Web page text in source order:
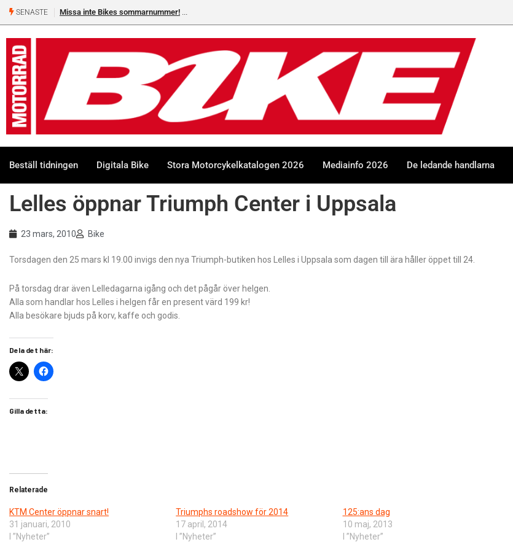
SENASTE Missa inte Bikes sommarnummer!
Beställ tidningen Digitala Bike Stora Motorcykelkatalogen 2026 Mediainfo 2026 De ledande handlarna
Lelles öppnar Triumph Center i Uppsala
23 mars, 2010 Bike
Torsdagen den 25 mars kl 19.00 invigs den nya Triumph-butiken hos Lelles i Uppsala som dagen till ära håller öppet till 24.
På torsdag drar även Lelledagarna igång och det pågår över helgen.
Alla som handlar hos Lelles i helgen får en present värd 199 kr!
Alla besökare bjuds på korv, kaffe och godis.
Dela det här:
Gilla detta:
Relaterade
KTM Center öppnar snart!
31 januari, 2010
I ”Nyheter”
Triumphs roadshow för 2014
17 april, 2014
I ”Nyheter”
125:ans dag
10 maj, 2013
I ”Nyheter”